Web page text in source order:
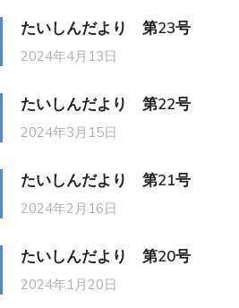
たいしんだより 第23号
2024年4月13日
たいしんだより 第22号
2024年3月15日
たいしんだより 第21号
2024年2月16日
たいしんだより 第20号
2024年1月20日